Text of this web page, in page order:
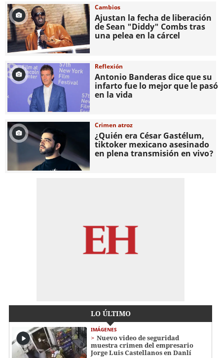
Cambios
Ajustan la fecha de liberación
de Sean "Diddy" Combs tras
una pelea en la cárcel
Reflexión
Antonio Banderas dice que su
infarto fue lo mejor que le pasó
en la vida
Crimen atroz
¿Quién era César Gastélum,
tiktoker mexicano asesinado
en plena transmisión en vivo?
LO ÚLTIMO
IMÁGENES
Nuevo video de seguridad
muestra crimen del empresario
Jorge Luis Castellanos en Danlí